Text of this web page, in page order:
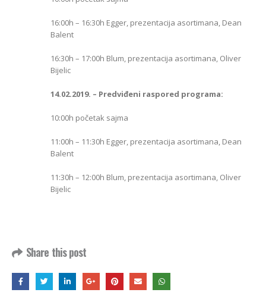
16:00h – 16:30h Egger, prezentacija asortimana, Dean
Balent
16:30h – 17:00h Blum, prezentacija asortimana, Oliver
Bijelic
14.02.2019. – Predviđeni raspored programa:
10:00h početak sajma
11:00h – 11:30h Egger, prezentacija asortimana, Dean
Balent
11:30h – 12:00h Blum, prezentacija asortimana, Oliver
Bijelic
Share this post